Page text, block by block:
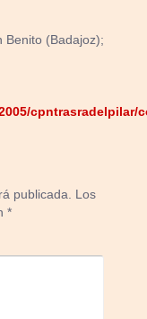
Benito (Badajoz);
cpntrasradelpilar/
publicada. Los
*